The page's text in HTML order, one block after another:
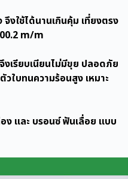
งใช้ได้นานเกินคุ้ม เที่ยงตรง
m/m
งเรียบเนียนไม่มีขุย ปลอดภัย
ใบทนความร้อนสูง เหมาะ
และ บรอนซ์ ฟันเลื่อย แบบ